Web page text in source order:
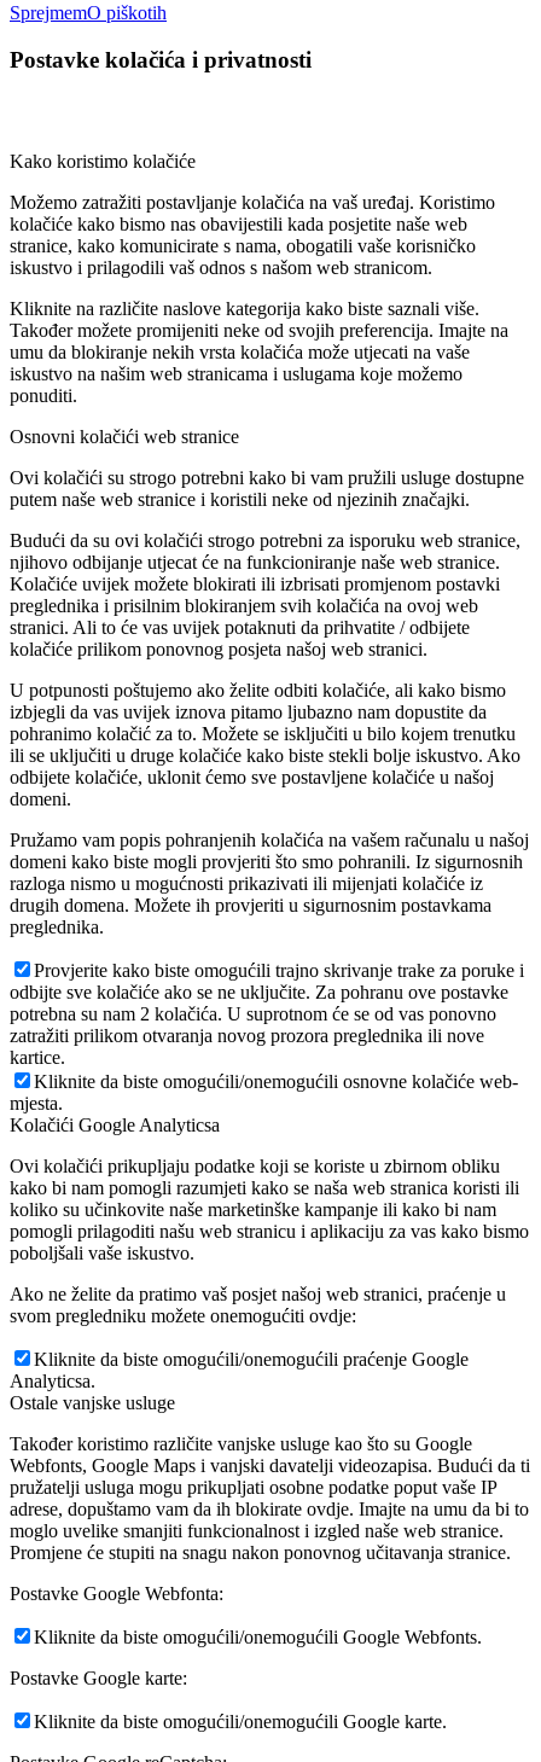
SprejmemO piškotih
Postavke kolačića i privatnosti
Kako koristimo kolačiće
Možemo zatražiti postavljanje kolačića na vaš uređaj. Koristimo
kolačiće kako bismo nas obavijestili kada posjetite naše web
stranice, kako komunicirate s nama, obogatili vaše korisničko
iskustvo i prilagodili vaš odnos s našom web stranicom.
Kliknite na različite naslove kategorija kako biste saznali više.
Također možete promijeniti neke od svojih preferencija. Imajte na
umu da blokiranje nekih vrsta kolačića može utjecati na vaše
iskustvo na našim web stranicama i uslugama koje možemo
ponuditi.
Osnovni kolačići web stranice
Ovi kolačići su strogo potrebni kako bi vam pružili usluge dostupne
putem naše web stranice i koristili neke od njezinih značajki.
Budući da su ovi kolačići strogo potrebni za isporuku web stranice,
njihovo odbijanje utjecat će na funkcioniranje naše web stranice.
Kolačiće uvijek možete blokirati ili izbrisati promjenom postavki
preglednika i prisilnim blokiranjem svih kolačića na ovoj web
stranici. Ali to će vas uvijek potaknuti da prihvatite / odbijete
kolačiće prilikom ponovnog posjeta našoj web stranici.
U potpunosti poštujemo ako želite odbiti kolačiće, ali kako bismo
izbjegli da vas uvijek iznova pitamo ljubazno nam dopustite da
pohranimo kolačić za to. Možete se isključiti u bilo kojem trenutku
ili se uključiti u druge kolačiće kako biste stekli bolje iskustvo. Ako
odbijete kolačiće, uklonit ćemo sve postavljene kolačiće u našoj
domeni.
Pružamo vam popis pohranjenih kolačića na vašem računalu u našoj
domeni kako biste mogli provjeriti što smo pohranili. Iz sigurnosnih
razloga nismo u mogućnosti prikazivati ili mijenjati kolačiće iz
drugih domena. Možete ih provjeriti u sigurnosnim postavkama
preglednika.
Provjerite kako biste omogućili trajno skrivanje trake za poruke i
odbijte sve kolačiće ako se ne uključite. Za pohranu ove postavke
potrebna su nam 2 kolačića. U suprotnom će se od vas ponovno
zatražiti prilikom otvaranja novog prozora preglednika ili nove
kartice.
Kliknite da biste omogućili/onemogućili osnovne kolačiće web-
mjesta.
Kolačići Google Analyticsa
Ovi kolačići prikupljaju podatke koji se koriste u zbirnom obliku
kako bi nam pomogli razumjeti kako se naša web stranica koristi ili
koliko su učinkovite naše marketinške kampanje ili kako bi nam
pomogli prilagoditi našu web stranicu i aplikaciju za vas kako bismo
poboljšali vaše iskustvo.
Ako ne želite da pratimo vaš posjet našoj web stranici, praćenje u
svom pregledniku možete onemogućiti ovdje:
Kliknite da biste omogućili/onemogućili praćenje Google
Analyticsa.
Ostale vanjske usluge
Također koristimo različite vanjske usluge kao što su Google
Webfonts, Google Maps i vanjski davatelji videozapisa. Budući da ti
pružatelji usluga mogu prikupljati osobne podatke poput vaše IP
adrese, dopuštamo vam da ih blokirate ovdje. Imajte na umu da bi to
moglo uvelike smanjiti funkcionalnost i izgled naše web stranice.
Promjene će stupiti na snagu nakon ponovnog učitavanja stranice.
Postavke Google Webfonta:
Kliknite da biste omogućili/onemogućili Google Webfonts.
Postavke Google karte:
Kliknite da biste omogućili/onemogućili Google karte.